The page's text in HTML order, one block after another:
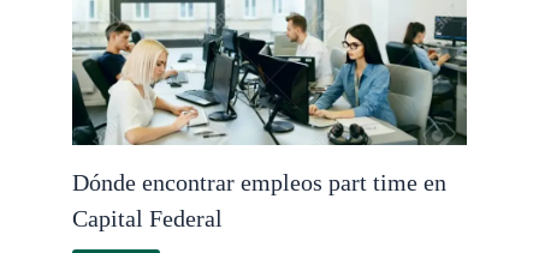
Dónde encontrar empleos part time en
Capital Federal